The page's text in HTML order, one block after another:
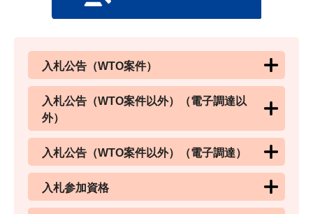
入札公告（WTO案件）
入札公告（WTO案件以外）（電子調達以
外）
入札公告（WTO案件以外）（電子調達）
入札参加資格